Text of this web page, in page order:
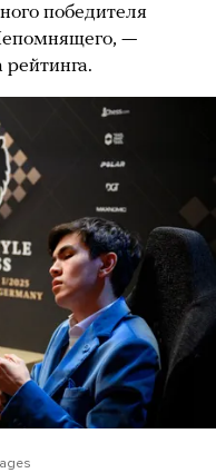
победителя
—
рейтинга.